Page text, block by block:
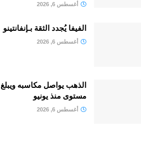
أغسطس 6, 2026
الفيفا يُجدد الثقة بـإنفانتينو
أغسطس 6, 2026
الذهب يواصل مكاسبه
مستوى منذ يونيو
أغسطس 6, 2026